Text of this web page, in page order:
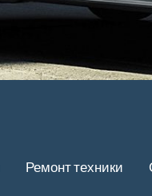
Ремонт техники